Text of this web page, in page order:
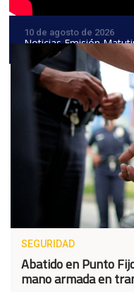
10 de agosto de 2026
Noticias Emisión
SEGURIDAD
Abatido en Punto
mano armada en